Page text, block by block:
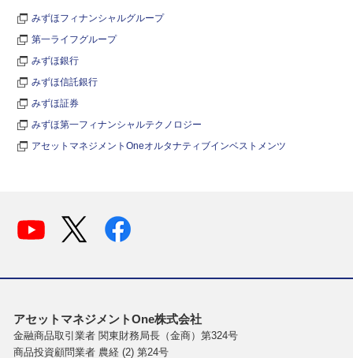
みずほフィナンシャルグループ
第一ライフグループ
みずほ銀行
みずほ信託銀行
みずほ証券
みずほ第一フィナンシャルテクノロジー
アセットマネジメントOneオルタナティブインベストメンツ
アセットマネジメントOne株式会社
金融商品取引業者 関東財務局長（金商）第324号
商品投資顧問業者 農経 (2) 第24号